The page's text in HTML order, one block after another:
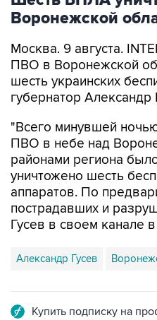
Москва. 9 августа.
шесть украинских
губернатор Александр
"Всего минувшей
районами региона
уничтожено шесть
аппаратов. По
пострадавших и
Гусев в своем канале
Александр Гусев
Подписаться на